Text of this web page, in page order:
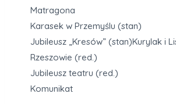
Matragona
Karasek w Przemyślu (stan)
Jubileusz „Kresów” (stan)Kurylak i
Rzeszowie (red.)
Jubileusz teatru (red.)
Komunikat